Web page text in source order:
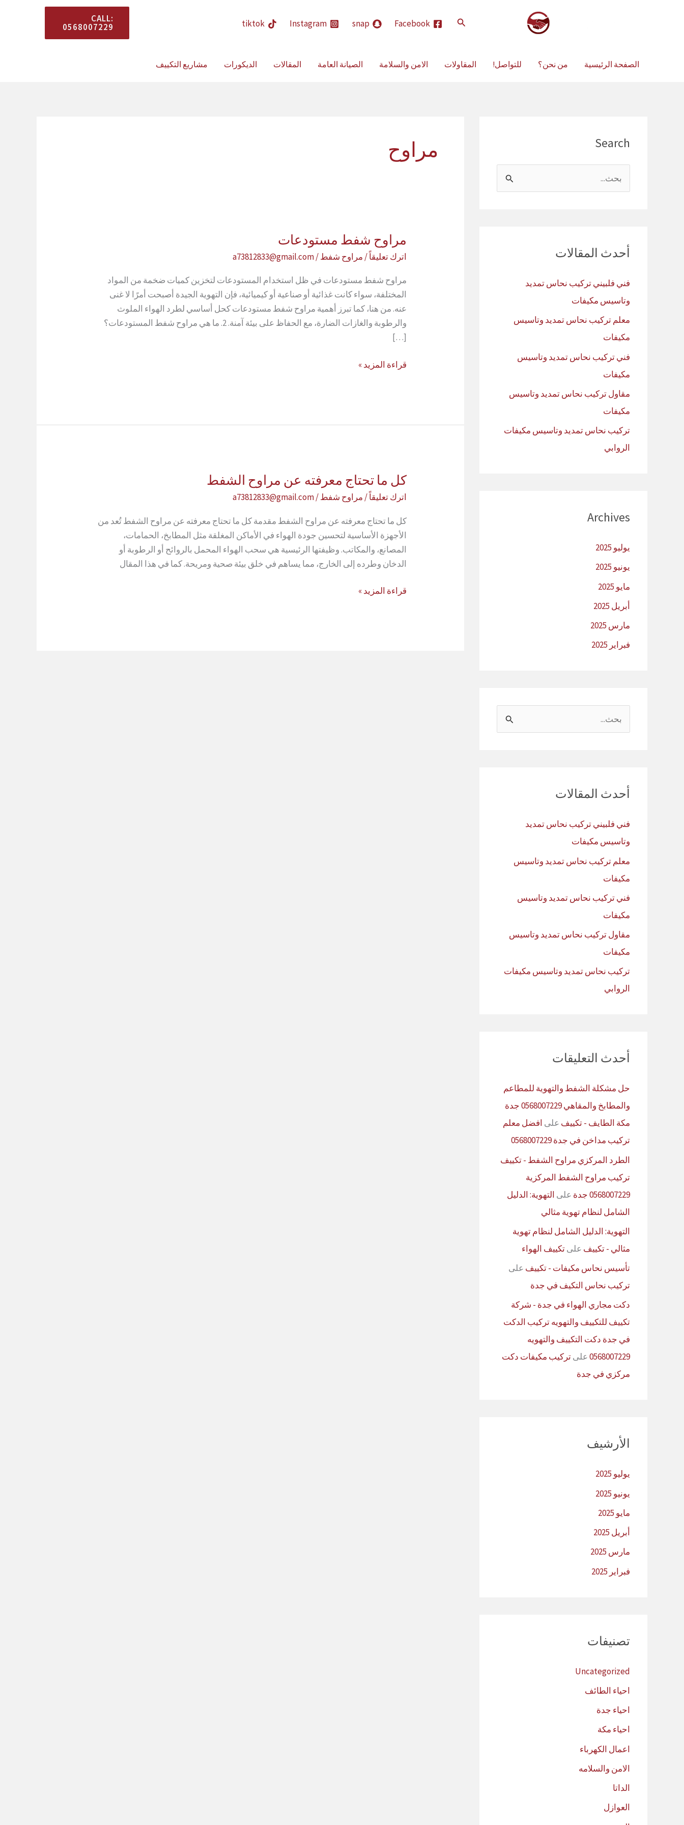
البحث Facebook
snap
Instagram
tiktok
CALL:
0568007229
الصفحة الرئيسية من نحن؟ للتواصل! المقاولات الامن والسلامة الصيانة العامة المقالات الديكورات مشاريع التكييف
Search
ل
ث
عأحدث المقالات
فني فلبيني تركيب نحاس تمديد
وتاسيس مكيفات
معلم تركيب نحاس تمديد وتاسيس
مكيفات
فني تركيب نحاس تمديد وتاسيس
مكيفات
مقاول تركيب نحاس تمديد وتاسيس
مكيفات
تركيب نحاس تمديد وتاسيس مكيفات
الروابي
Archives
يوليو 2025
يونيو 2025
مايو 2025
أبريل 2025
مارس 2025
فبراير 2025
ل
ث
عأحدث المقالات
فني فلبيني تركيب نحاس تمديد
وتاسيس مكيفات
معلم تركيب نحاس تمديد وتاسيس
مكيفات
فني تركيب نحاس تمديد وتاسيس
مكيفات
مقاول تركيب نحاس تمديد وتاسيس
مكيفات
تركيب نحاس تمديد وتاسيس مكيفات
الروابي
أحدث التعليقات
حل مشكلة الشفط والتهوية للمطاعم
والمطابخ والمقاهي 0568007229 جدة
مكة الطايف - تكييف على افضل معلم
تركيب مداخن في جدة 0568007229
الطرد المركزي مراوح الشفط - تكييف
تركيب مراوح الشفط المركزية
0568007229 جدة
على التهوية: الدليل
الشامل لنظام تهوية مثالي
التهوية: الدليل الشامل لنظام تهوية
مثالي - تكييف علىتكييف الهواء
تأسيس نحاس مكيفات - تكييف على
تركيب نحاس التكيف في جدة
دكت مجاري الهواء في جدة - شركة
تكييف للتكييف والتهويه تركيب الدكت
في جدة دكت التكييف والتهويه
0568007229علىتركيب مكيفات دكت
مركزي في جدة
الأرشيف
يوليو 2025
يونيو 2025
مايو 2025
أبريل 2025
مارس 2025
فبراير 2025
تصنيفات
Uncategorized
احياء الطائف
احياء جدة
احياء مكة
اعمال الكهرباء
الامن والسلامه
الداتا
العوازل
مراوح
مراوح شفط مستودعات
اترك تعليقاً/ مراوح شفط/
a73812833@gmail.com
مراوح شفط مستودعات في ظل استخدام المستودعات لتخزين كميات ضخمة من المواد
المختلفة، سواء كانت غذائية أو صناعية أو كيميائية، فإن التهوية الجيدة أصبحت أمرًا لا غنى
عنه. من هنا، كما تبرز أهمية مراوح شفط مستودعات كحل أساسي لطرد الهواء الملوث
والرطوبة والغازات الضارة، مع الحفاظ على بيئة آمنة. 2. ما هي مراوح شفط المستودعات؟
[…]
مراوح
قراءة المزيد »
كل ما تحتاج معرفته عن مراوح الشفط
اترك تعليقاً/ مراوح شفط/
a73812833@gmail.com
كل ما تحتاج معرفته عن مراوح الشفط مقدمة كل ما تحتاج معرفته عن مراوح الشفط تُعد من
الأجهزة الأساسية لتحسين جودة الهواء في الأماكن المغلقة مثل المطابخ، الحمامات،
المصانع، والمكاتب. وظيفتها الرئيسية هي سحب الهواء المحمل بالروائح أو الرطوبة أو
الدخان وطرده إلى الخارج، مما يساهم في خلق بيئة صحية ومريحة. كما في هذا المقال
كل
قراءة المزيد »